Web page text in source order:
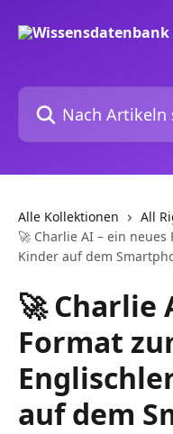
Nach Artikeln suchen …
Alle Kollektionen
All
🚀 Charlie AI – ein
Kinder auf dem
🚀 Charlie
Format
auf dem